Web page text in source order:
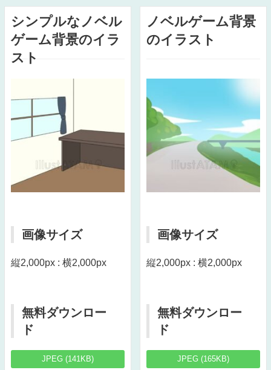
シンプルなノベル
ゲーム背景のイラ
スト
画像サイズ
縦2,000px : 横2,000px
無料ダウンロー
ド
JPEG (141KB)
ノベルゲーム背景
のイラスト
画像サイズ
縦2,000px : 横2,000px
無料ダウンロー
ド
JPEG (165KB)